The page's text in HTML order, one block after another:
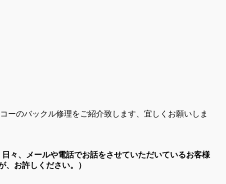
ーのバックル修理をご紹介致します、宜しくお願いしま
々、メールや電話でお話をさせていただいているお客様
お許しください。）